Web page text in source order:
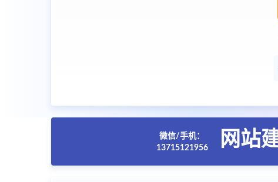
微信/手机：
13715121956
网站